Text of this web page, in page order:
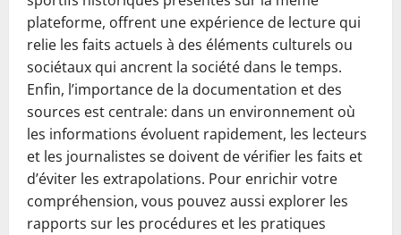
plateforme, offrent une expérience de lecture qui
relie les faits actuels à des éléments culturels ou
sociétaux qui ancrent la société dans le temps.
Enfin, l’importance de la documentation et des
sources est centrale: dans un environnement où
les informations évoluent rapidement, les lecteurs
et les journalistes se doivent de vérifier les faits et
d’éviter les extrapolations. Pour enrichir votre
compréhension, vous pouvez aussi explorer les
rapports sur les procédures et les pratiques